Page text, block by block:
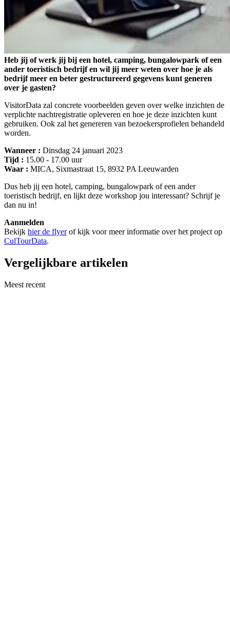
Heb jij of werk jij bij een hotel, camping, bungalowpark of een
ander toeristisch bedrijf en wil jij meer weten over hoe je als
bedrijf meer en beter gestructureerd gegevens kunt generen
over je gasten?
VisitorData zal concrete voorbeelden geven over welke inzichten de
verplichte nachtregistratie opleveren en hoe je deze inzichten kunt
gebruiken. Ook zal het genereren van bezoekersprofielen behandeld
worden.
Wanneer : Dinsdag 24 januari 2023
Tijd : 15.00 - 17.00 uur
Waar : MICA, Sixmastraat 15, 8932 PA Leeuwarden
Dus heb jij een hotel, camping, bungalowpark of een ander
toeristisch bedrijf, en lijkt deze workshop jou interessant? Schrijf je
dan nu in!
Aanmelden
Bekijk hier de flyerof kijk voor meer informatie over het project op
CulTourData.
Vergelijkbare artikelen
Meest recent